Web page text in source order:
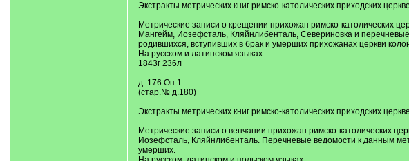
Экстракты метрических книг римско-католических приходских
Метрические записи о крещении прихожан римско-католических
Мангейм, Иозефсталь, Кляйнлибенталь, Севериновка и
родившихся, вступивших в брак и умерших прихожанах церкви
На русском и латинском языках.
1843г 236л
д. 176 Оп.1
(стар.№ д.180)
Экстракты метрических книг римско-католических приходских
Метрические записи о венчании прихожан римско-католических
Иозефсталь, Кляйнлибенталь. Перечневые ведомости к данным
умерших.